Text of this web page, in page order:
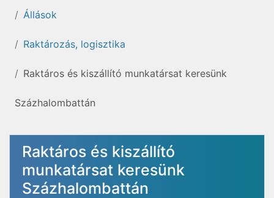
Állások
Raktározás, logisztika
Raktáros és kiszállító munkatársat keresünk
Százhalombattán
Raktáros és kiszállító
munkatársat keresünk
Százhalombattán